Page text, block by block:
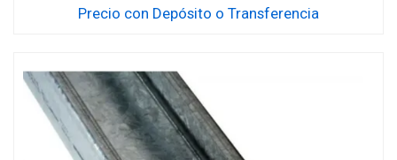
Precio con Depósito o Transferencia